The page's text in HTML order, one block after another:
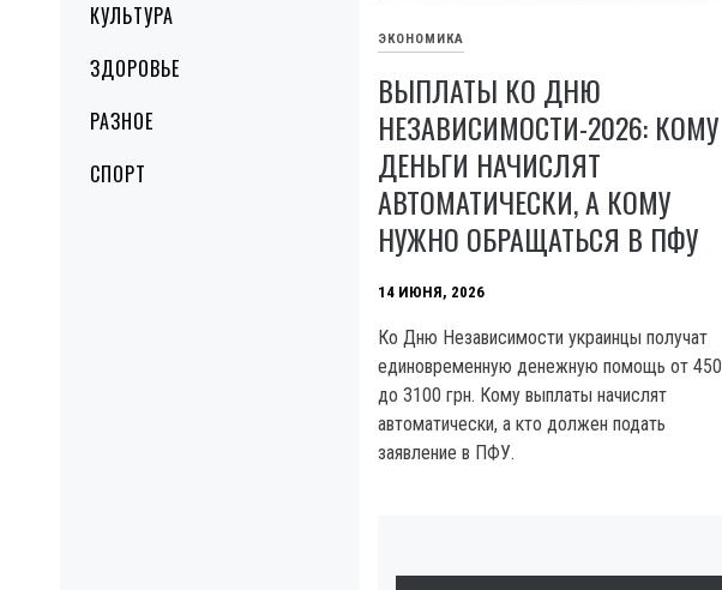
КУЛЬТУРА
ЗДОРОВЬЕ
РАЗНОЕ
СПОРТ
ЭКОНОМИКА
ВЫПЛАТЫ КО ДНЮ
НЕЗАВИСИМОСТИ-2026: КОМУ
ДЕНЬГИ НАЧИСЛЯТ
АВТОМАТИЧЕСКИ, А КОМУ
НУЖНО ОБРАЩАТЬСЯ В ПФУ
14 ИЮНЯ, 2026
Ко Дню Независимости украинцы получат
единовременную денежную помощь от 450
до 3100 грн. Кому выплаты начислят
автоматически, а кто должен подать
заявление в ПФУ.